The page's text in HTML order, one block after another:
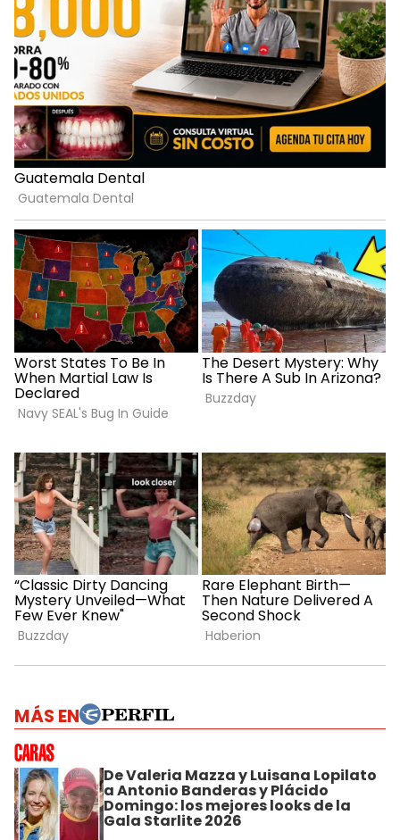
MÁS EN
De Valeria Mazza y Luisana Lopilato
a Antonio Banderas y Plácido
Domingo: los mejores looks de la
Gala Starlite 2026